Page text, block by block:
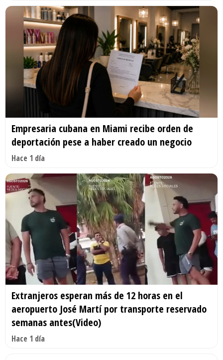
Empresaria cubana en Miami recibe orden de
deportación pese a haber creado un negocio
Hace 1 día
Extranjeros esperan más de 12 horas en el
aeropuerto José Martí por transporte reservado
semanas antes(Video)
Hace 1 día